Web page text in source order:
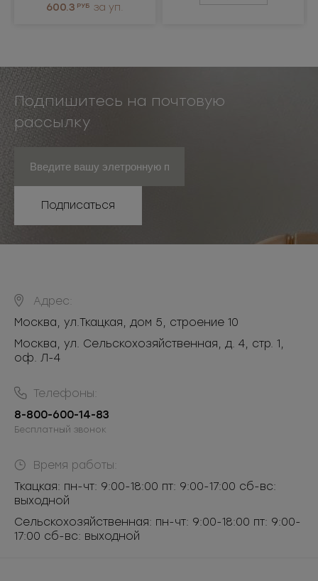
600.3 РУБ за уп.
Подпишитесь на почтовую
рассылку
Подписаться
Адрес:
Москва, ул.Ткацкая, дом 5, строение 10
Москва, ул. Сельскохозяйственная, д. 4, стр. 1,
оф. Л-4
Телефоны:
8-800-600-14-83
Бесплатный звонок
Время работы:
Ткацкая: пн-чт: 9:00-18:00 пт: 9:00-17:00 сб-вс:
выходной
Сельскохозяйственная: пн-чт: 9:00-18:00 пт: 9:00-
17:00 сб-вс: выходной